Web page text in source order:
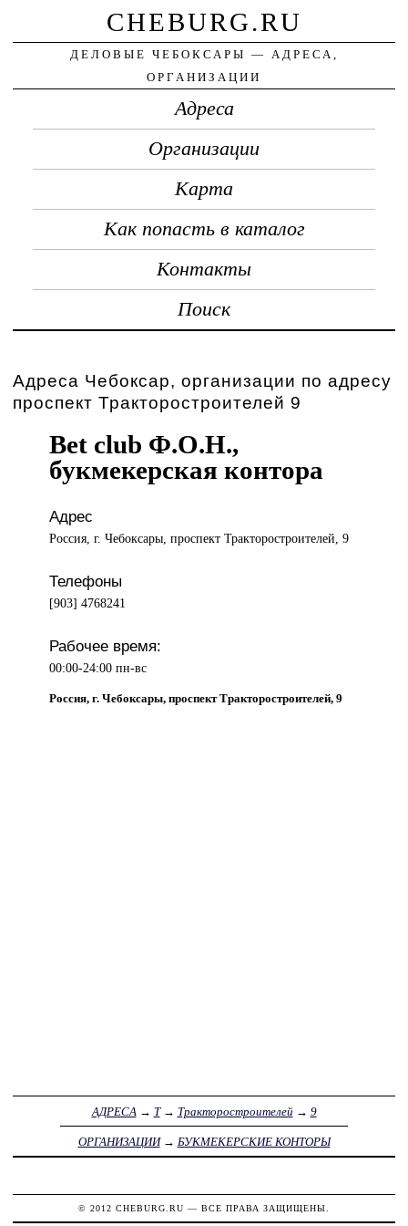
CHEBURG.RU
ДЕЛОВЫЕ ЧЕБОКСАРЫ — АДРЕСА,
ОРГАНИЗАЦИИ
Адреса
Организации
Карта
Как попасть в каталог
Контакты
Поиск
Адреса Чебоксар, организации по адресу
проспект Тракторостроителей 9
Bet club Ф.О.Н.,
букмекерская контора
Адрес
Россия, г. Чебоксары, проспект Тракторостроителей, 9
Телефоны
[903] 4768241
Рабочее время:
00:00-24:00 пн-вс
Россия, г. Чебоксары, проспект Тракторостроителей, 9
АДРЕСА → Т→ Тракторостроителей→ 9
ОРГАНИЗАЦИИ→ БУКМЕКЕРСКИЕ КОНТОРЫ
© 2012 CHEBURG.RU — ВСЕ ПРАВА ЗАЩИЩЕНЫ.